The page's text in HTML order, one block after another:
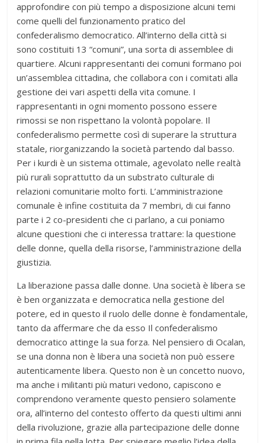
approfondire con più tempo a disposizione alcuni temi
come quelli del funzionamento pratico del
confederalismo democratico. All’interno della città si
sono costituiti 13 “comuni”, una sorta di assemblee di
quartiere. Alcuni rappresentanti dei comuni formano poi
un’assemblea cittadina, che collabora con i comitati alla
gestione dei vari aspetti della vita comune. I
rappresentanti in ogni momento possono essere
rimossi se non rispettano la volontà popolare. Il
confederalismo permette così di superare la struttura
statale, riorganizzando la società partendo dal basso.
Per i kurdi è un sistema ottimale, agevolato nelle realtà
più rurali soprattutto da un substrato culturale di
relazioni comunitarie molto forti. L’amministrazione
comunale è infine costituita da 7 membri, di cui fanno
parte i 2 co-presidenti che ci parlano, a cui poniamo
alcune questioni che ci interessa trattare: la questione
delle donne, quella della risorse, l’amministrazione della
giustizia.
La liberazione passa dalle donne. Una società è libera se
è ben organizzata e democratica nella gestione del
potere, ed in questo il ruolo delle donne è fondamentale,
tanto da affermare che da esso Il confederalismo
democratico attinge la sua forza. Nel pensiero di Ocalan,
se una donna non è libera una società non può essere
autenticamente libera. Questo non è un concetto nuovo,
ma anche i militanti più maturi vedono, capiscono e
comprendono veramente questo pensiero solamente
ora, all’interno del contesto offerto da questi ultimi anni
della rivoluzione, grazie alla partecipazione delle donne